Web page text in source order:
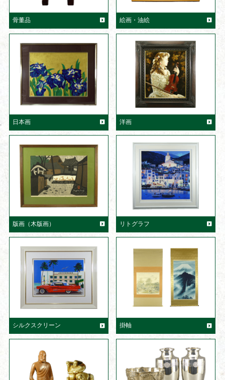
骨董品 絵画・油絵
日本画 洋画
版画（木版画） リトグラフ
シルクスクリーン 掛軸